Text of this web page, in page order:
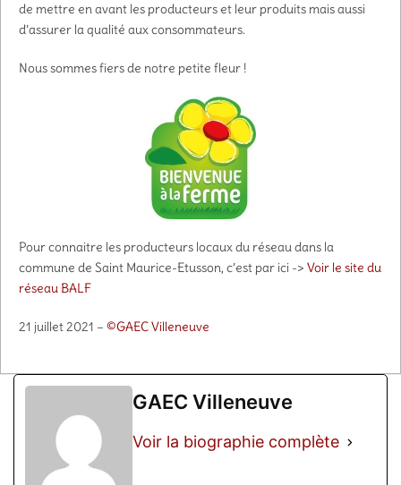
de mettre en avant les producteurs et leur produits mais aussi
d’assurer la qualité aux consommateurs.
Nous sommes fiers de notre petite fleur !
Pour connaitre les producteurs locaux du réseau dans la
commune de Saint Maurice-Etusson, c’est par ici -> Voir le site du
réseau BALF
21 juillet 2021 – ©GAEC Villeneuve
GAEC Villeneuve
Voir la biographie complète